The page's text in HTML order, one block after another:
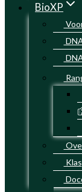
BioXP
Klas